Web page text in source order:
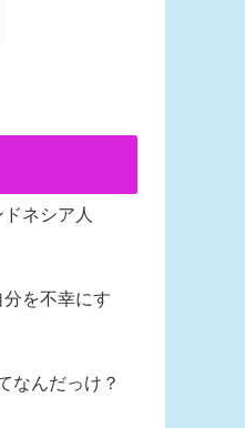
ネシア人
を不幸にす
なんだっけ？